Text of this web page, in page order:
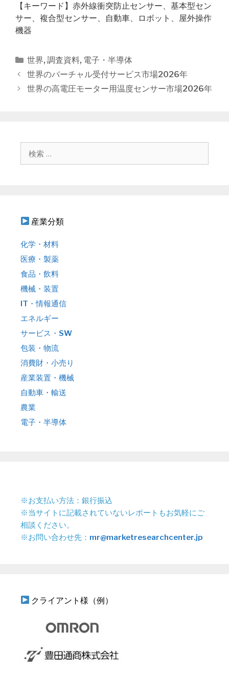
【キーワード】赤外線衝突防止センサー、基本型セン
サー、複合型センサー、自動車、ロボット、屋外操作
機器
カ
テ
ゴ
世界, 調査資料, 電子・半導体
投
稿
世界のバーチャル受付サービス市場2026年
世界の高電圧モーター用温度センサー市場2026年
産業分類
化学・材料
医療・製薬
食品・飲料
機械・装置
IT・情報通信
エネルギー
サービス・SW
包装・物流
消費財・小売り
産業装置・機械
自動車・輸送
農業
電子・半導体
※お支払い方法：銀行振込
※当サイトに記載されていないレポートもお気軽にご
相談ください。
※お問い合わせ先： mr@marketresearchcenter.jp
クライアント様（例）